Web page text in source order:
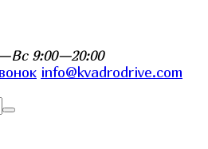
9:00—20:00
info@kvadrodrive.com